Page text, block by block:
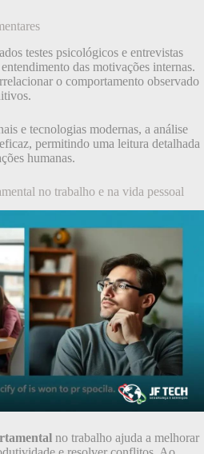
testes psicológicos e entrevistas
das motivações internas.
o comportamento observado
e tecnologias modernas, a análise
permitindo uma leitura detalhada
humanas.
no trabalho e na vida pessoal
no trabalho ajuda a melhorar